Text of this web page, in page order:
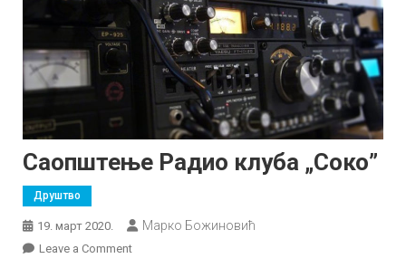
Саопштење Радио клуба „Соко”
Друштво
19. март 2020. Марко Божиновић
Leave a Commenton